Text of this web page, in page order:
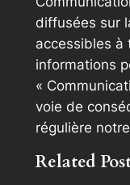
diffusées sur
accessibles à
informations
«
voie de
régulière
Related